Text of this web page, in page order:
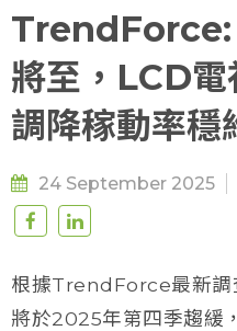
TrendForce:
將至，LCD
調降稼動率穩
24 September 2025
根據TrendForce最新調
將於2025年第四季趨緩